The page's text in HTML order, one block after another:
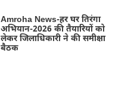
Amroha News-हर घर तिरंगा
अभियान-2026 की तैयारियों को
लेकर जिलाधिकारी ने की समीक्षा
बैठक